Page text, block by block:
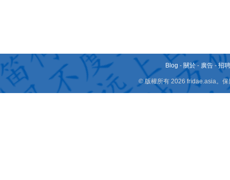
Blog - 關於 - 廣告 -招
© 版權所有 2026 fridae.asia。